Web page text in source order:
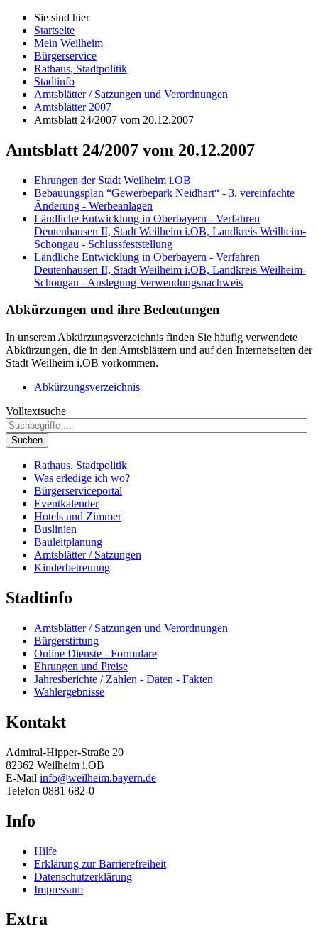
Sie sind hier
Startseite
Mein Weilheim
Bürgerservice
Rathaus, Stadtpolitik
Stadtinfo
Amtsblätter / Satzungen und Verordnungen
Amtsblätter 2007
Amtsblatt 24/2007 vom 20.12.2007
Amtsblatt 24/2007 vom 20.12.2007
Ehrungen der Stadt Weilheim i.OB
Bebauungsplan “Gewerbepark Neidhart“ - 3. vereinfachte
Änderung - Werbeanlagen
Ländliche Entwicklung in Oberbayern - Verfahren
Deutenhausen II, Stadt Weilheim i.OB, Landkreis Weilheim-
Schongau - Schlussfeststellung
Ländliche Entwicklung in Oberbayern - Verfahren
Deutenhausen II, Stadt Weilheim i.OB, Landkreis Weilheim-
Schongau - Auslegung Verwendungsnachweis
Abkürzungen und ihre Bedeutungen
In unserem Abkürzungsverzeichnis finden Sie häufig verwendete
Abkürzungen, die in den Amtsblättern und auf den Internetseiten der
Stadt Weilheim i.OB vorkommen.
Abkürzungsverzeichnis
Volltextsuche
Suchen
Rathaus, Stadtpolitik
Was erledige ich wo?
Bürgerserviceportal
Eventkalender
Hotels und Zimmer
Buslinien
Bauleitplanung
Amtsblätter / Satzungen
Kinderbetreuung
Stadtinfo
Amtsblätter / Satzungen und Verordnungen
Bürgerstiftung
Online Dienste - Formulare
Ehrungen und Preise
Jahresberichte / Zahlen - Daten - Fakten
Wahlergebnisse
Kontakt
Admiral-Hipper-Straße 20
82362 Weilheim i.OB
E-Mail info@weilheim.bayern.de
Telefon 0881 682-0
Info
Hilfe
Erklärung zur Barrierefreiheit
Datenschutzerklärung
Impressum
Extra